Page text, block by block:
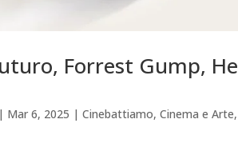
Forrest Gump,
| Mar 6, 2025 |Cinebattiamo,Cinema e Arte